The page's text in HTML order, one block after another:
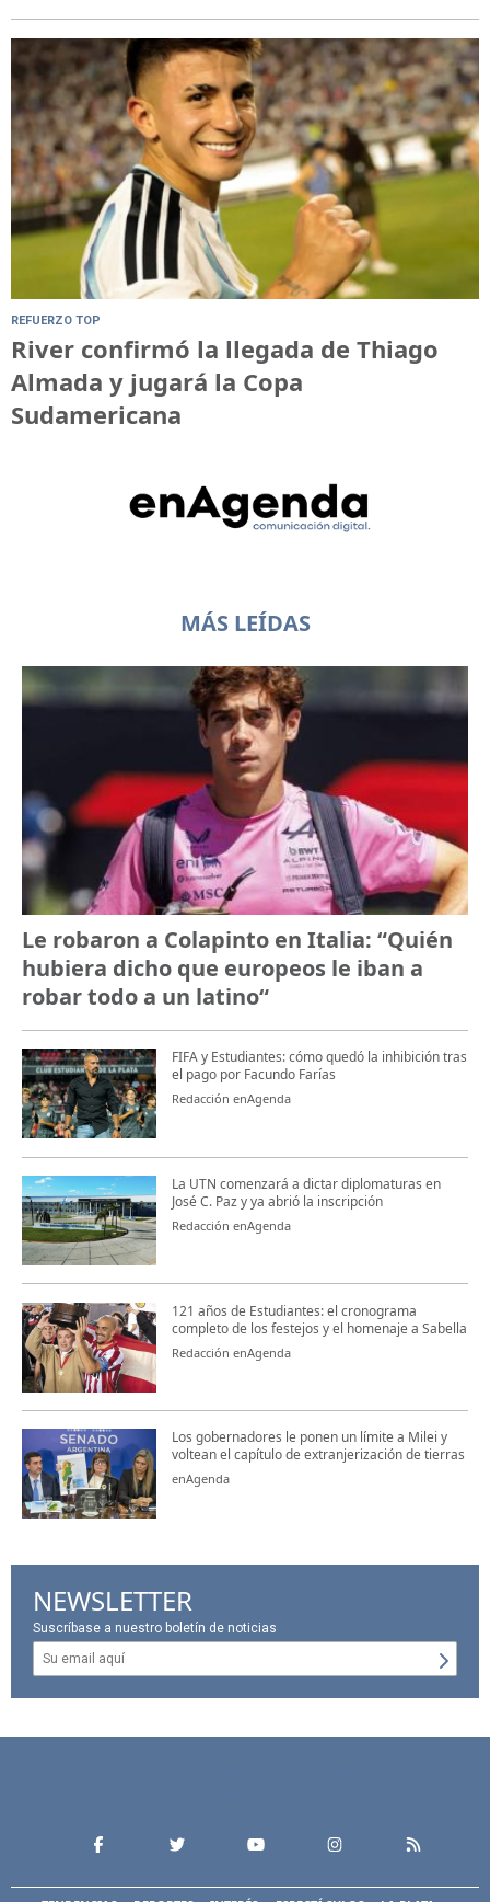
REFUERZO TOP
River confirmó la llegada de Thiago
Almada y jugará la Copa
Sudamericana
MÁS LEÍDAS
Le robaron a Colapinto en Italia: “Quién
hubiera dicho que europeos le iban a
robar todo a un latino“
FIFA y Estudiantes: cómo quedó la inhibición tras
el pago por Facundo Farías
Redacción enAgenda
La UTN comenzará a dictar diplomaturas en
José C. Paz y ya abrió la inscripción
Redacción enAgenda
121 años de Estudiantes: el cronograma
completo de los festejos y el homenaje a Sabella
Redacción enAgenda
Los gobernadores le ponen un límite a Milei y
voltean el capítulo de extranjerización de tierras
enAgenda
NEWSLETTER
Suscríbase a nuestro boletín de noticias